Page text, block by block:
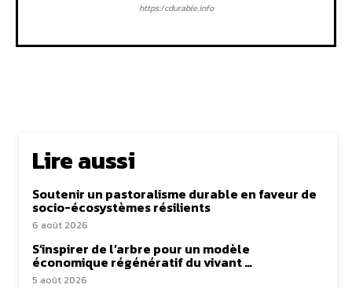
https:/cdurable.info
Lire aussi
Soutenir un pastoralisme durable en faveur de
socio-écosystèmes résilients
6 août 2026
S’inspirer de l’arbre pour un modèle
économique régénératif du vivant …
5 août 2026